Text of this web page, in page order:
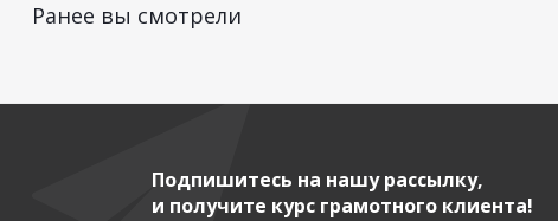
Ранее вы смотрели
Подпишитесь на нашу рассылку,
и получите курс грамотного клиента!